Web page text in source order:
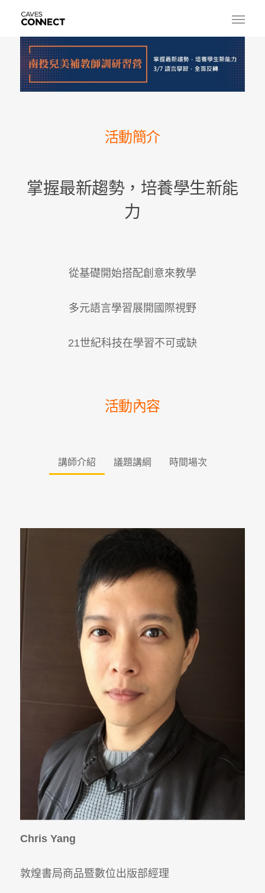
活動簡介
掌握最新趨勢，培養學生新能
力
從基礎開始搭配創意來教學
多元語言學習展開國際視野
21世紀科技在學習不可或缺
活動內容
講師介紹 議題講綱 時間場次
Chris Yang
敦煌書局商品暨數位出版部經理